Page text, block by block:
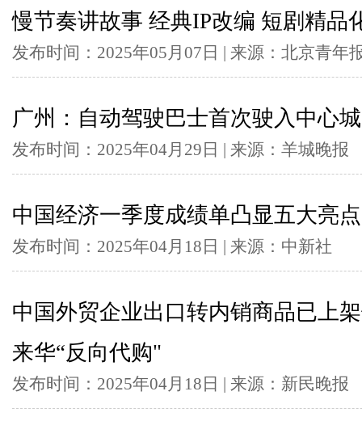
慢节奏讲故事 经典IP改编 短剧精品
发布时间：2025年05月07日 | 来源：北京青年
广州：自动驾驶巴士首次驶入中心
发布时间：2025年04月29日 | 来源：羊城晚报
中国经济一季度成绩单凸显五大亮点
发布时间：2025年04月18日 | 来源：中新社
中国外贸企业出口转内销商品已上
来华“反向代购"
发布时间：2025年04月18日 | 来源：新民晚报